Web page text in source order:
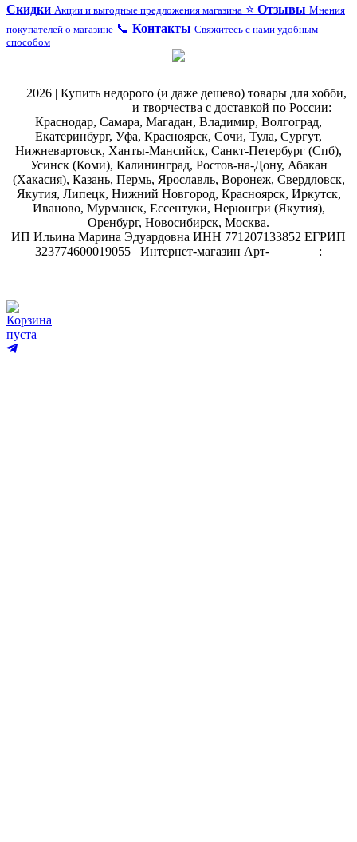
Скидки Акции и выгодные предложения магазина ⭐ Отзывы Мнения
покупателей о магазине 📞 Контакты Свяжитесь с нами удобным
способом
2026 | Купить недорого (и даже дешево) товары для хобби,
и творчества с доставкой по России:
Краснодар, Самара, Магадан, Владимир, Волгоград,
Екатеринбург, Уфа, Красноярск, Сочи, Тула, Сургут,
Нижневартовск, Ханты-Мансийск, Санкт-Петербург (Спб),
Усинск (Коми), Калининград, Ростов-на-Дону, Абакан
(Хакасия), Казань, Пермь, Ярославль, Воронеж, Свердловск,
Якутия, Липецк, Нижний Новгород, Красноярск, Иркутск,
Иваново, Мурманск, Ессентуки, Нерюнгри (Якутия),
Оренбург, Новосибирск, Москва.
ИП Ильина Марина Эдуардовна ИНН 771207133852 ЕГРИП
323774600019055
Интернет-магазин Арт-
:
Корзина
пуста